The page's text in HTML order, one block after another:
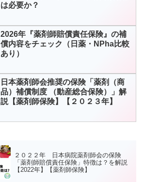
は必要か？
2026年『薬剤師賠償責任保険』の補
償内容をチェック（日薬・NPha比較
あり）
日本薬剤師会推奨の保険「薬剤（商
品）補償制度 （動産総合保険）」解
説【薬剤師保険】【２０２３年】
２０２２年 日本病院薬剤師会の保険
「薬剤師賠償責任保険」特徴は？を解説
【2022年】【薬剤師保険】